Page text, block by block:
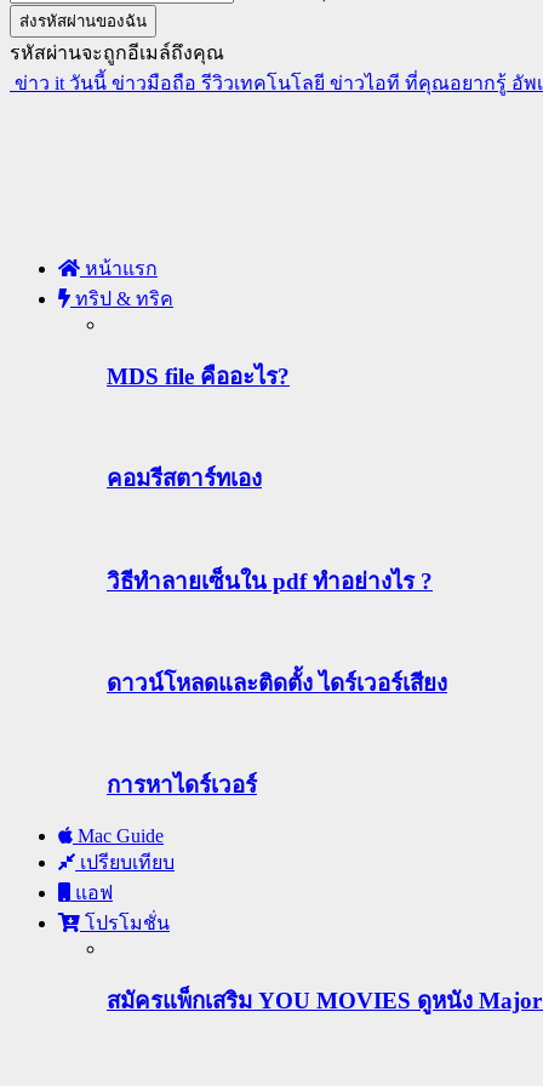
รหัสผ่านจะถูกอีเมล์ถึงคุณ
ข่าว it วันนี้ ข่าวมือถือ รีวิวเทคโนโลยี ข่าวไอที ที่คุณอยากรู้ อัพ
หน้าแรก
ทริป & ทริค
MDS file คืออะไร?
คอมรีสตาร์ทเอง
วิธีทําลายเซ็นใน pdf ทำอย่างไร ?
ดาวน์โหลดและติดตั้ง ไดร์เวอร์เสียง
การหาไดร์เวอร์
Mac Guide
เปรียบเทียบ
แอฟ
โปรโมชั่น
สมัครแพ็กเสริม YOU MOVIES ดูหนัง